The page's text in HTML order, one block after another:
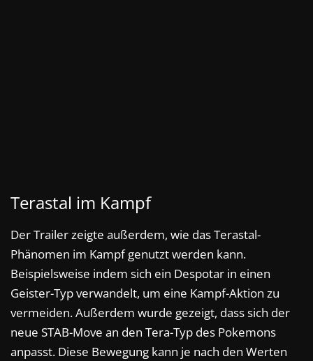
Terastal im Kampf
Der Trailer zeigte außerdem, wie das Terastal-
Phänomen im Kampf genutzt werden kann.
Beispielsweise indem sich ein Despotar in einen
Geister-Typ verwandelt, um eine Kampf-Aktion zu
vermeiden. Außerdem wurde gezeigt, dass sich der
neue STAB-Move an den Tera-Typ des Pokemons
anpasst. Diese Bewegung kann je nach den Werten